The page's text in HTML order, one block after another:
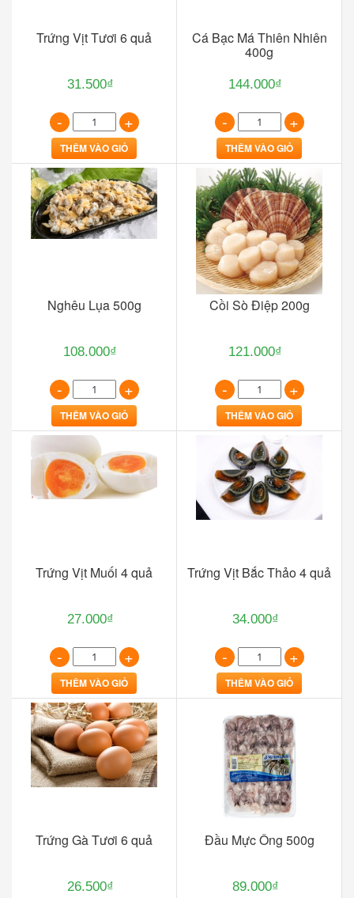
Trứng Vịt Tươi 6 quả
31.500₫
- +
THÊM VÀO GIỎ
Cá Bạc Má Thiên Nhiên
400g
144.000₫
- +
THÊM VÀO GIỎ
Nghêu Lụa 500g
108.000₫
- +
THÊM VÀO GIỎ
Cồi Sò Điệp 200g
121.000₫
- +
THÊM VÀO GIỎ
Trứng Vịt Muối 4 quả
27.000₫
- +
THÊM VÀO GIỎ
Trứng Vịt Bắc Thảo 4 quả
34.000₫
- +
THÊM VÀO GIỎ
Trứng Gà Tươi 6 quả
26.500₫
Đầu Mực Ống 500g
89.000₫